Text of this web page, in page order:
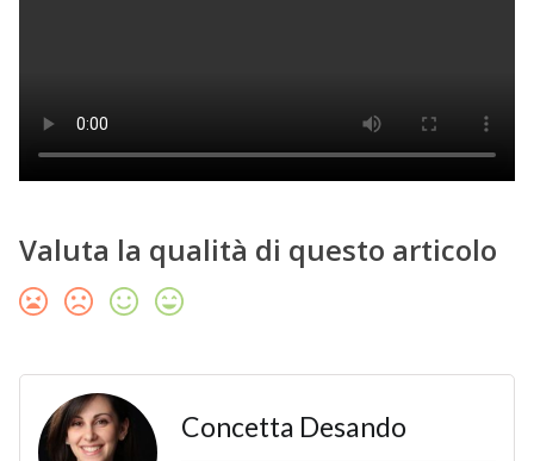
Valuta la qualità di questo articolo
Concetta Desando